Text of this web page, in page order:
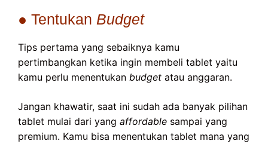
● Tentukan Budget
Tips pertama yang sebaiknya kamu
pertimbangkan ketika ingin membeli tablet yaitu
kamu perlu menentukan budget atau anggaran.
Jangan khawatir, saat ini sudah ada banyak pilihan
tablet mulai dari yang affordable sampai yang
premium. Kamu bisa menentukan tablet mana yang